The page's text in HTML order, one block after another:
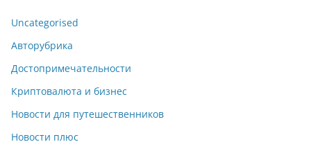
Uncategorised
Авторубрика
Достопримечательности
Криптовалюта и бизнес
Новости для путешественников
Новости плюс